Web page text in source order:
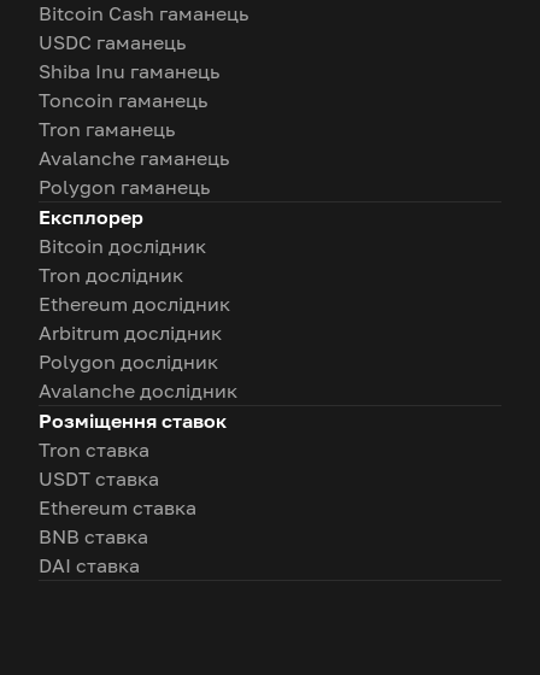
Bitcoin Cash гаманець
USDC гаманець
Shiba Inu гаманець
Toncoin гаманець
Tron гаманець
Avalanche гаманець
Polygon гаманець
Експлорер
Bitcoin дослідник
Tron дослідник
Ethereum дослідник
Arbitrum дослідник
Polygon дослідник
Avalanche дослідник
Розміщення ставок
Tron ставка
USDT ставка
Ethereum ставка
BNB ставка
DAI ставка